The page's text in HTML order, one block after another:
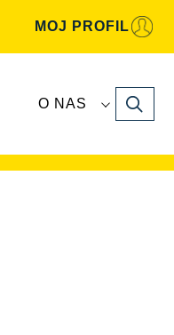
MOJ PROFIL
O NAS Search